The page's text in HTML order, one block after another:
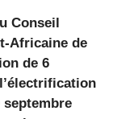
Conseil
Africaine de
de 6
septembre